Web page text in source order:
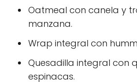
Oatmeal con canela y
manzana.
Wrap integral con
Quesadilla integral con
espinacas.